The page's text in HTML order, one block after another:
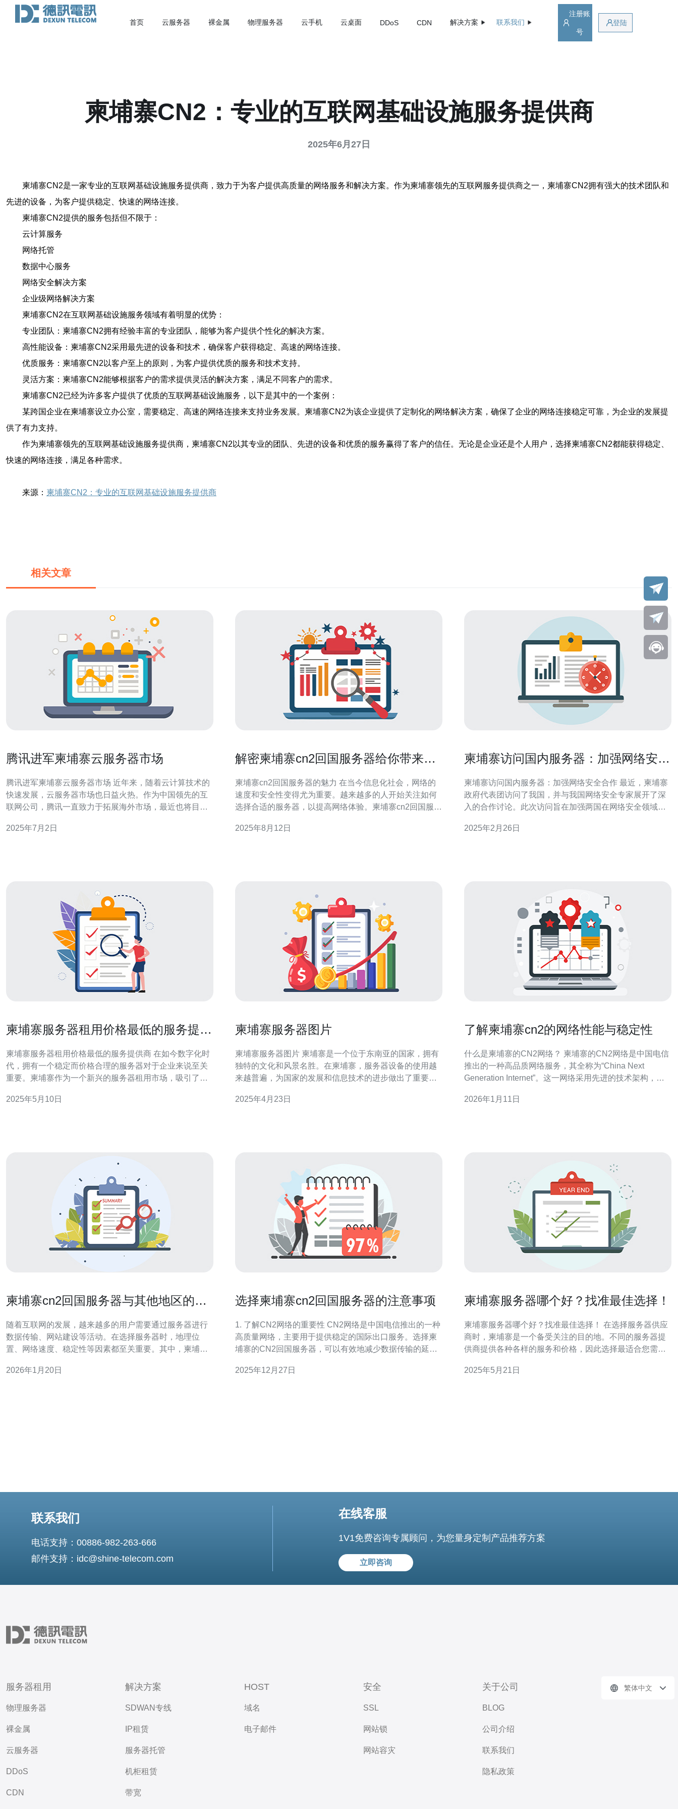
首页 云服务器 裸金属 物理服务器 云手机 云桌面 DDoS CDN 解决方案 联系我们
注册账
号
登陆
柬埔寨CN2：专业的互联网基础设施服务提供商
2025年6月27日
柬埔寨CN2是一家专业的互联网基础设施服务提供商，致力于为客户提供高质量的网络服务和解决方案。作为柬埔寨领先的互联网服务提供商之一，柬埔寨CN2拥有强大的技术团队和
先进的设备，为客户提供稳定、快速的网络连接。
柬埔寨CN2提供的服务包括但不限于：
云计算服务
网络托管
数据中心服务
网络安全解决方案
企业级网络解决方案
柬埔寨CN2在互联网基础设施服务领域有着明显的优势：
专业团队：柬埔寨CN2拥有经验丰富的专业团队，能够为客户提供个性化的解决方案。
高性能设备：柬埔寨CN2采用最先进的设备和技术，确保客户获得稳定、高速的网络连接。
优质服务：柬埔寨CN2以客户至上的原则，为客户提供优质的服务和技术支持。
灵活方案：柬埔寨CN2能够根据客户的需求提供灵活的解决方案，满足不同客户的需求。
柬埔寨CN2已经为许多客户提供了优质的互联网基础设施服务，以下是其中的一个案例：
某跨国企业在柬埔寨设立办公室，需要稳定、高速的网络连接来支持业务发展。柬埔寨CN2为该企业提供了定制化的网络解决方案，确保了企业的网络连接稳定可靠，为企业的发展提
供了有力支持。
作为柬埔寨领先的互联网基础设施服务提供商，柬埔寨CN2以其专业的团队、先进的设备和优质的服务赢得了客户的信任。无论是企业还是个人用户，选择柬埔寨CN2都能获得稳定、
快速的网络连接，满足各种需求。
来源： 柬埔寨CN2：专业的互联网基础设施服务提供商
相关文章
腾讯进军柬埔寨云服务器市场
腾讯进军柬埔寨云服务器市场 近年来，随着云计算技术的
快速发展，云服务器市场也日益火热。作为中国领先的互
联网公司，腾讯一直致力于拓展海外市场，最近也将目光
司，拥有雄厚的技术实力和丰富的运营经验。进军柬埔寨
2025年7月2日
解密柬埔寨cn2回国服务器给你带来的
柬埔寨cn2回国服务器的魅力 在当今信息化社会，网络的
速度和安全性变得尤为重要。越来越多的人开始关注如何
选择合适的服务器，以提高网络体验。柬埔寨cn2回国服务
柬埔寨cn2回国服务器给您带来的好处，助您在网络世界中
2025年8月12日
柬埔寨访问国内服务器：加强网络安全
柬埔寨访问国内服务器：加强网络安全合作 最近，柬埔寨
政府代表团访问了我国，并与我国网络安全专家展开了深
入的合作讨论。此次访问旨在加强两国在网络安全领域的
个快速发展的经济体，近年来在信息技术领域取得了显著
2025年2月26日
柬埔寨服务器租用价格最低的服务提供
柬埔寨服务器租用价格最低的服务提供商 在如今数字化时
代，拥有一个稳定而价格合理的服务器对于企业来说至关
重要。柬埔寨作为一个新兴的服务器租用市场，吸引了越
以其价格最低而受到广泛关注。 这家服务提供商在柬埔寨
2025年5月10日
柬埔寨服务器图片
柬埔寨服务器图片 柬埔寨是一个位于东南亚的国家，拥有
独特的文化和风景名胜。在柬埔寨，服务器设备的使用越
来越普遍，为国家的发展和信息技术的进步做出了重要贡
服务器1 图2：柬埔寨服务器2 图3：柬埔寨服务器3 柬埔寨
2025年4月23日
了解柬埔寨cn2的网络性能与稳定性
什么是柬埔寨的CN2网络？ 柬埔寨的CN2网络是中国电信
推出的一种高品质网络服务，其全称为“China Next
Generation Internet”。这一网络采用先进的技术架构，旨
据传输过程中，能够有效降低延迟，提高数据传输的可靠
2026年1月11日
柬埔寨cn2回国服务器与其他地区的比
随着互联网的发展，越来越多的用户需要通过服务器进行
数据传输、网站建设等活动。在选择服务器时，地理位
置、网络速度、稳定性等因素都至关重要。其中，柬埔寨
本文将对柬埔寨cn2回国服务器与其他地区的服务器进行详
2026年1月20日
选择柬埔寨cn2回国服务器的注意事项
1. 了解CN2网络的重要性 CN2网络是中国电信推出的一种
高质量网络，主要用于提供稳定的国际出口服务。选择柬
埔寨的CN2回国服务器，可以有效地减少数据传输的延
高带宽，使得用户在访问国内网站时体验更加流畅。 1.2
2025年12月27日
柬埔寨服务器哪个好？找准最佳选择！
柬埔寨服务器哪个好？找准最佳选择！ 在选择服务器供应
商时，柬埔寨是一个备受关注的目的地。不同的服务器提
供商提供各种各样的服务和价格，因此选择最适合您需求
能包括处理器速度、内存大小、硬盘空间等因素。柬埔寨
2025年5月21日
联系我们
电话支持：00886-982-263-666
邮件支持：idc@shine-telecom.com
在线客服
1V1免费咨询专属顾问，为您量身定制产品推荐方案
立即咨询
服务器租用
物理服务器
裸金属
云服务器
DDoS
CDN
解决方案
SDWAN专线
IP租赁
服务器托管
机柜租赁
带宽
HOST
域名
电子邮件
安全
SSL
网站锁
网站容灾
关于公司
BLOG
公司介绍
联系我们
隐私政策
繁体中文